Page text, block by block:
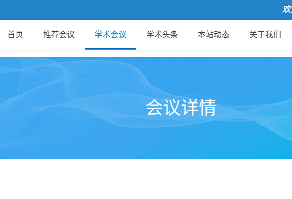
欢迎来到
首页 推荐会议 学术会议 学术头条 本站动态 关于我们
会议详情